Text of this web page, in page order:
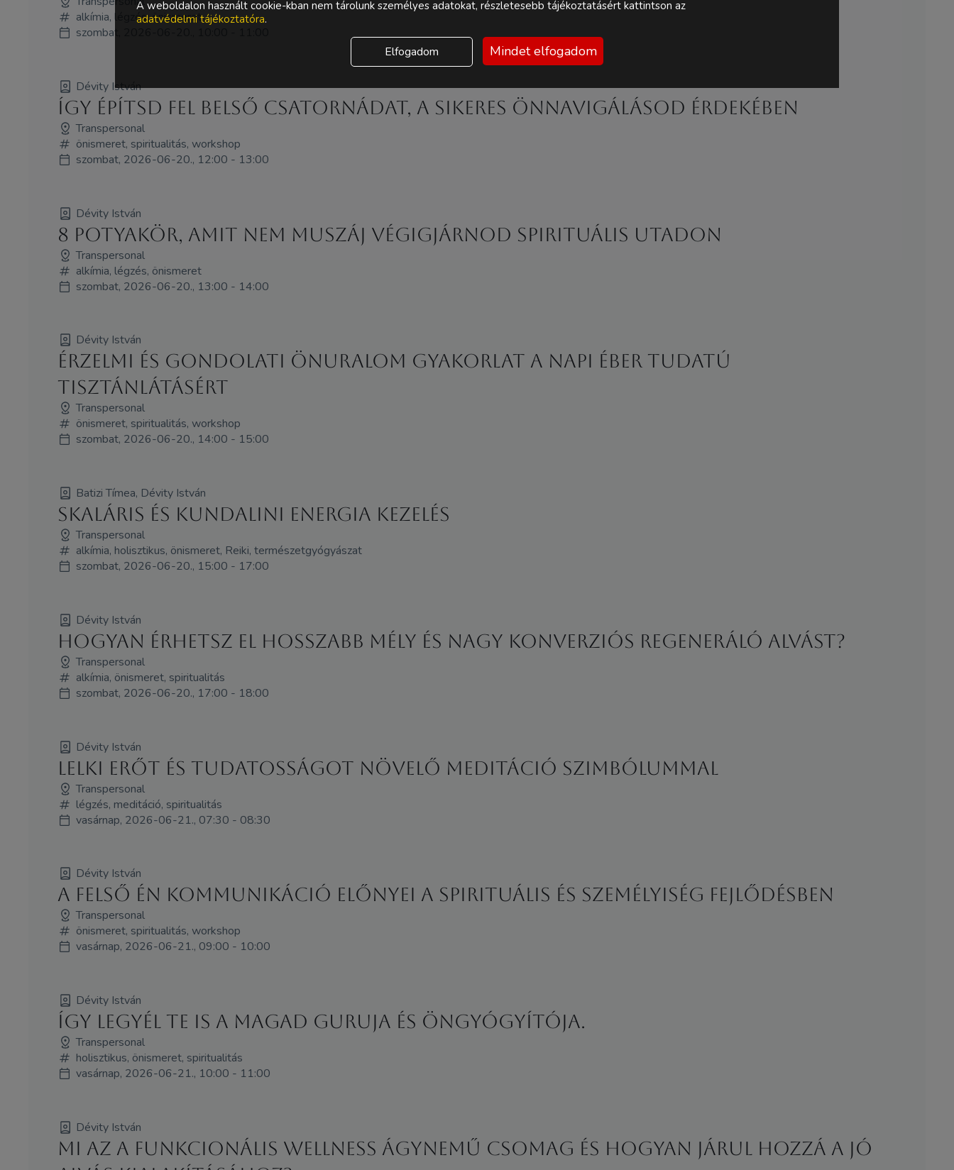
alkímia, légzés, önismeret
szombat, 2026-06-20., 10:00 - 11:00
Dévity István
Így építsd fel belső csatornádat, a sikeres önnavigálásod érdekében
Transpersonal
önismeret, spiritualitás, workshop
szombat, 2026-06-20., 12:00 - 13:00
Dévity István
8 potyakör, amit nem muszáj végigjárnod spirituális utadon
Transpersonal
alkímia, légzés, önismeret
szombat, 2026-06-20., 13:00 - 14:00
Dévity István
Érzelmi és gondolati önuralom gyakorlat a napi éber tudatú
tisztánlátásért
Transpersonal
önismeret, spiritualitás, workshop
szombat, 2026-06-20., 14:00 - 15:00
Batizi Tímea, Dévity István
SKALÁRIS ÉS KUNDALINI ENERGIA KEZELÉS
Transpersonal
alkímia, holisztikus, önismeret, Reiki, természetgyógyászat
szombat, 2026-06-20., 15:00 - 17:00
Dévity István
Hogyan érhetsz el hosszabb mély és nagy konverziós regeneráló alvást?
Transpersonal
alkímia, önismeret, spiritualitás
szombat, 2026-06-20., 17:00 - 18:00
Dévity István
LELKI ERŐT ÉS TUDATOSSÁGOT NÖVELŐ MEDITÁCIÓ SZIMBÓLUMMAL
Transpersonal
légzés, meditáció, spiritualitás
vasárnap, 2026-06-21., 07:30 - 08:30
Dévity István
A Felső Én kommunikáció előnyei a spirituális és személyiség fejlődésben
Transpersonal
önismeret, spiritualitás, workshop
vasárnap, 2026-06-21., 09:00 - 10:00
Dévity István
Így legyél Te is a magad guruja és öngyógyítója.
Transpersonal
holisztikus, önismeret, spiritualitás
vasárnap, 2026-06-21., 10:00 - 11:00
Dévity István
Mi az a funkcionális wellness ágynemű csomag és hogyan járul hozzá a jó
A weboldalon használt cookie-kban nem tárolunk személyes adatokat, részletesebb tájékoztatásért kattintson az
adatvédelmi tájékoztatóra.
Elfogadom Mindet elfogadom